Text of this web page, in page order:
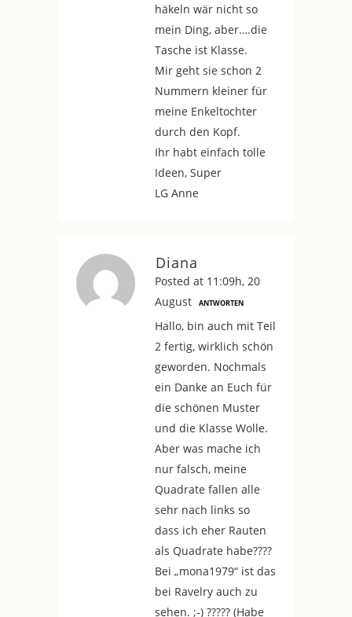
häkeln wär nicht so
mein Ding, aber….die
Tasche ist Klasse.
Mir geht sie schon 2
Nummern kleiner für
meine Enkeltochter
durch den Kopf.
Ihr habt einfach tolle
Ideen, Super
LG Anne
Diana
Posted at 11:09h, 20
August
ANTWORTEN
Hallo, bin auch mit Teil
2 fertig, wirklich schön
geworden. Nochmals
ein Danke an Euch für
die schönen Muster
und die Klasse Wolle.
Aber was mache ich
nur falsch, meine
Quadrate fallen alle
sehr nach links so
dass ich eher Rauten
als Quadrate habe????
Bei „mona1979“ ist das
bei Ravelry auch zu
sehen. ;-) ????? (Habe